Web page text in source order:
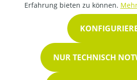
Erfahrung bieten zu können.
NUR TECHNISCH